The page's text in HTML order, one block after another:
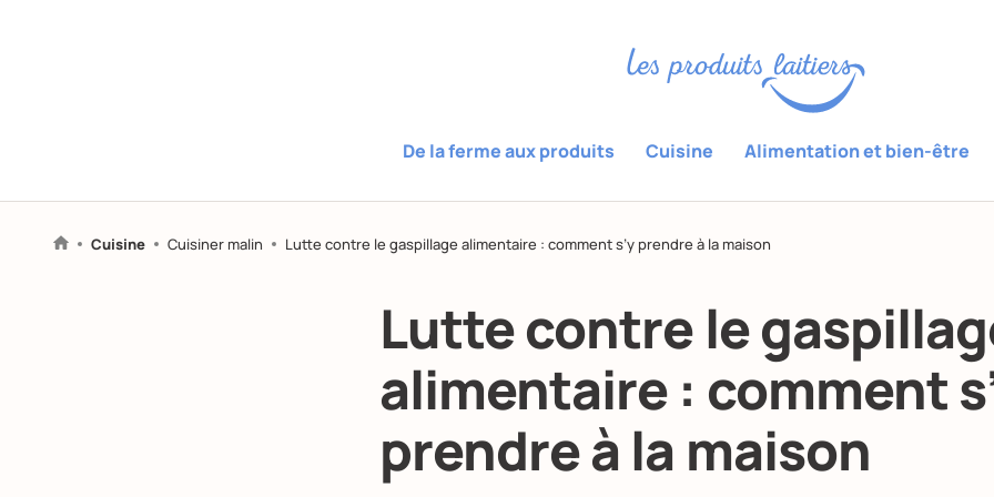
De la ferme aux produits Cuisine Alimentation et bien-être
Cuisine Cuisiner malin Lutte contre le gaspillage alimentaire : comment s’y prendre à la maison
Lutte contre le
alimentaire : comment
prendre à la maison